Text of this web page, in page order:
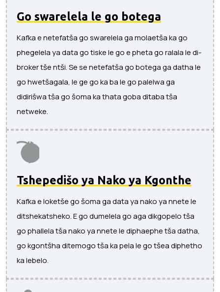
Go swarelela le go botega
Kafka e netefatša go swarelela ga molaetša ka go
phegelela ya data go tiske le go e pheta go ralala le di-
broker tše ntši. Se se netefatša go botega ga datha le
go hwetšagala, le ge go ka ba le go palelwa ga
didirišwa tša go šoma ka thata goba ditaba tša
netweke.
Tshepedišo ya Nako ya Kgonthe
Kafka e loketše go šoma ga data ya nako ya nnete le
ditshekatsheko. E go dumelela go aga dikgopelo tša
go phallela tša nako ya nnete le diphaephe tša datha,
go kgontšha ditemogo tša ka pela le go tšea diphetho
ka lebelo.